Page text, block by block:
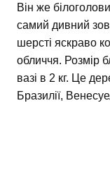
Він же
самий дивний
шерсті яскраво
обличчя. Розмір
вазі в 2 кг. Це
Бразилії,